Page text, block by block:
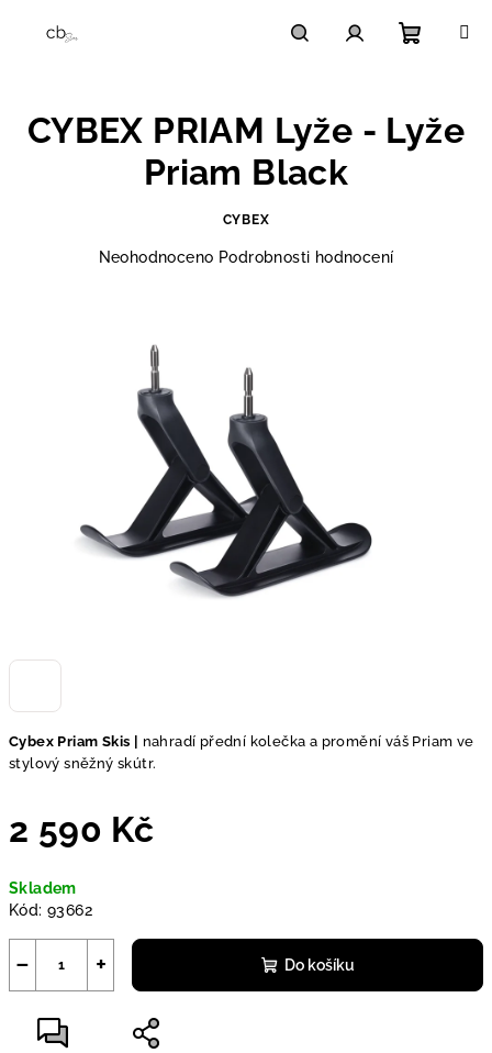
košík
Cybex Priam Skis | nahradí přední kolečka a promění váš Priam ve
stylový sněžný skútr.
2 590 Kč
cena:
Skladem
Kód: 93662
+
− Do košíku
CYBEX PRIAM Lyže - Lyže
Priam Black
CYBEX
Průměrné
hvězdiček.
Neohodnoceno Podrobnosti hodnocení